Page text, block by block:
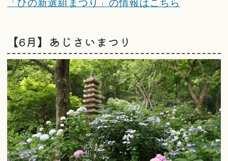
「ひの新選組まつり」の情報はこちら
【6月】あじさいまつり